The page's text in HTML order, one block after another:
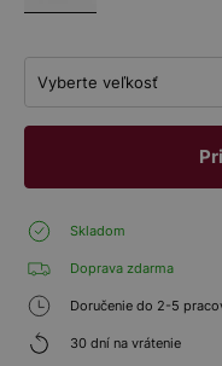
Vyberte veľkosť
Skladom
Doprava zdarma
Doručenie do 2-5
30 dní na vrátenie